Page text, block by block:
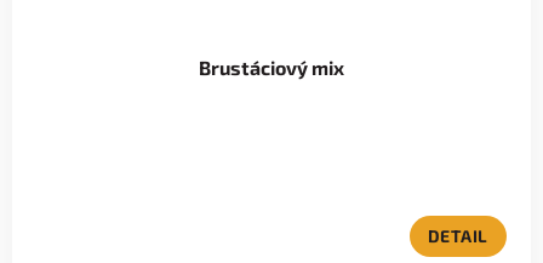
Brustáciový mix
DETAIL